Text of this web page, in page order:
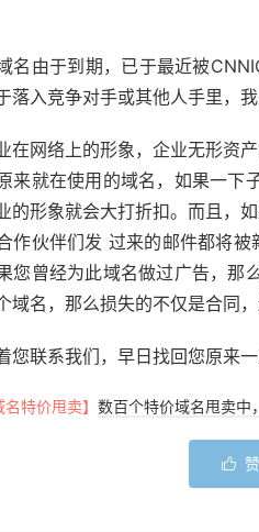
名由于到期，已于最近被
落入竞争对手或其他人手里，
在网络上的形象，企业无形资
来就在使用的域名，如果一下
的形象就会大打折扣。而且，
作伙伴们发 过来的邮件都将
您曾经为此域名做过广告，那
域名，那么损失的不仅是合同
您联系我们，早日找回您原来一
名特价甩卖】 数百个特价域名甩卖中
